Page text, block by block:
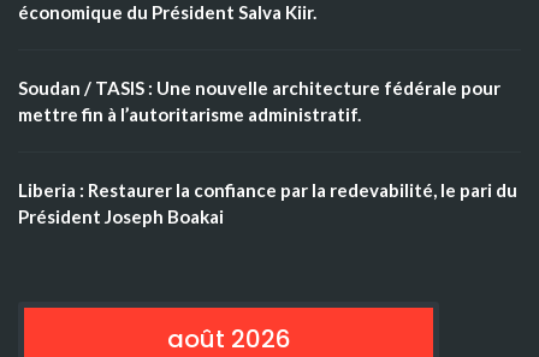
économique du Président Salva Kiir.
Soudan / TASIS : Une nouvelle architecture fédérale pour
mettre fin à l’autoritarisme administratif.
Liberia : Restaurer la confiance par la redevabilité, le pari du
Président Joseph Boakai
août 2026